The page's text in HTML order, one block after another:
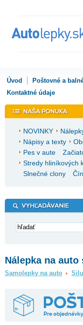
Úvod Poštovné a
Kontaktné údaje
NOVINKY
Nápisy a texty
Pes v aute
Stredy hliníkových
Slnečné clony
Nálepka na
Samolepky na auto